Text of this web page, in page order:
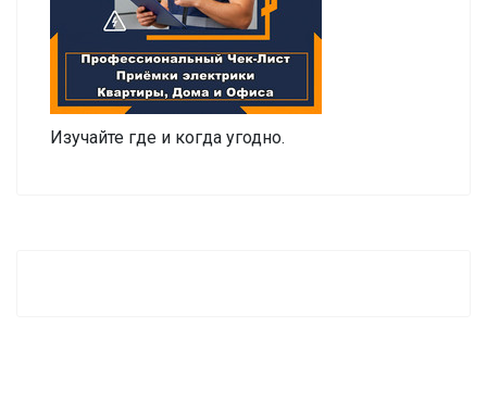
Изучайте где и когда угодно.